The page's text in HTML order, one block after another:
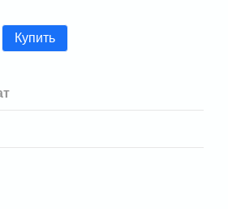
Купить